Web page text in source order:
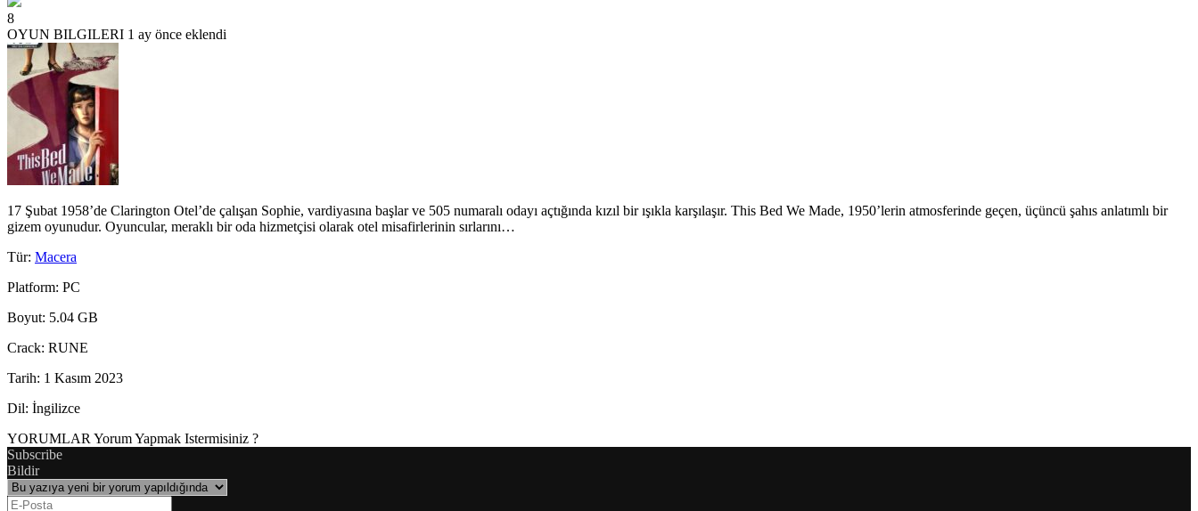
8
OYUN BILGILERI 1 ay önce eklendi
17 Şubat 1958’de Clarington Otel’de çalışan Sophie, vardiyasına başlar ve 505 numaralı odayı açtığında kızıl bir ışıkla karşılaşır. This Bed We Made, 1950’lerin atmosferinde geçen, üçüncü şahıs anlatımlı bir
gizem oyunudur. Oyuncular, meraklı bir oda hizmetçisi olarak otel misafirlerinin sırlarını…
Tür: Macera
Platform: PC
Boyut: 5.04 GB
Crack: RUNE
Tarih: 1 Kasım 2023
Dil: İngilizce
YORUMLAR Yorum Yapmak Istermisiniz ?
Subscribe
Bildir